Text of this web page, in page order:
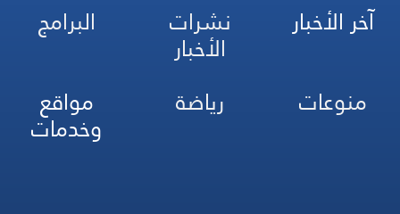
آخر الأخبار نشرات
الأخبار
البرامج
منوعات
رياضة مواقع
وخدمات